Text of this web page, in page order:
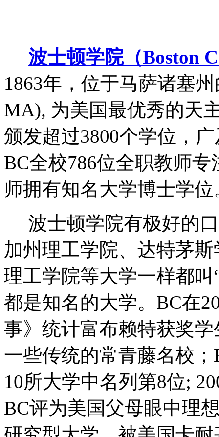
波士顿学院（Boston
1863年，位于马萨诸塞
MA), 为美国最优秀的天
颁发超过3800个学位，
BC全校786位全职教师
师拥有知名大学博士学位
波士顿学院有极好的
加州理工学院、达特茅
理工学院等大学一样都
都是知名的大学。BC在
事》统计富布赖特获奖
一些传统的常青藤名校
10所大学中名列第8位;
BC评为美国父母眼中理